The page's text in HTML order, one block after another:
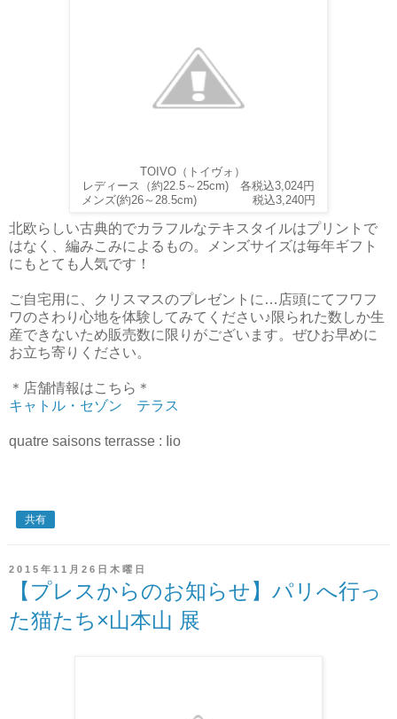
TOIVO（トイヴォ）
レディース（約22.5～25cm) 各税込3,024円
メンズ(約26～28.5cm) 税込3,240円
北欧らしい古典的でカラフルなテキスタイルはプリントで
はなく、編みこみによるもの。メンズサイズは毎年ギフト
にもとても人気です！
ご自宅用に、クリスマスのプレゼントに…店頭にてフワフ
ワのさわり心地を体験してみてください♪限られた数しか生
産できないため販売数に限りがございます。ぜひお早めに
お立ち寄りください。
＊店舗情報はこちら＊
キャトル・セゾン テラス
quatre saisons terrasse : Iio
共有
2015年11月26日木曜日
【プレスからのお知らせ】パリへ行っ
た猫たち×山本山 展